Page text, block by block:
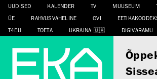
UUDISED KALENDER TV MUUSEUM
ÜE
RAHVUSVAHELINE CVI
T4EU
TOETA UKRAINA DIGIVARAMU